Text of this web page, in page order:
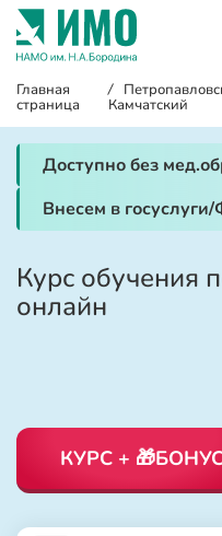
Главная
страница
/
Камчатский
Доступно без
Внесем в
Курс обучения
онлайн
КУРС +